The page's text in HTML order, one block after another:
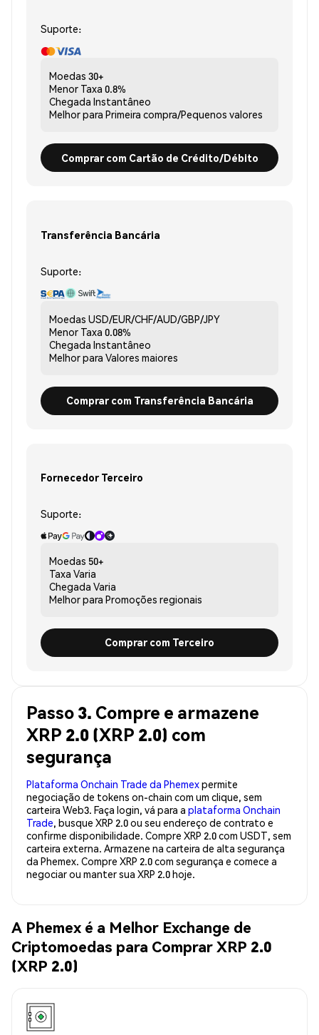
Suporte:
Moedas 30+
Menor Taxa 0.8%
Chegada Instantâneo
Melhor para Primeira compra/Pequenos valores
Comprar com Cartão de Crédito/Débito
Transferência Bancária
Suporte:
Moedas USD/EUR/CHF/AUD/GBP/JPY
Menor Taxa 0.08%
Chegada Instantâneo
Melhor para Valores maiores
Comprar com Transferência Bancária
Fornecedor Terceiro
Suporte:
Moedas 50+
Taxa Varia
Chegada Varia
Melhor para Promoções regionais
Comprar com Terceiro
Passo 3. Compre e armazene
XRP 2.0 (XRP 2.0) com
segurança
Plataforma Onchain Trade da Phemexpermite
negociação de tokens on-chain com um clique, sem
carteira Web3. Faça login, vá para a plataforma Onchain
Trade, busque XRP 2.0 ou seu endereço de contrato e
confirme disponibilidade. Compre XRP 2.0 com USDT, sem
carteira externa. Armazene na carteira de alta segurança
da Phemex. Compre XRP 2.0 com segurança e comece a
negociar ou manter sua XRP 2.0 hoje.
A Phemex é a Melhor Exchange de
Criptomoedas para Comprar XRP 2.0
(XRP 2.0)